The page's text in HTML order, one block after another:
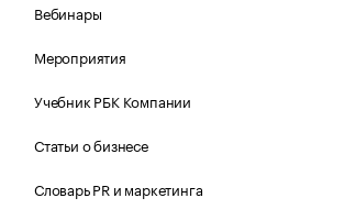
Вебинары
Мероприятия
Учебник РБК Компании
Статьи о бизнесе
Словарь PR и маркетинга